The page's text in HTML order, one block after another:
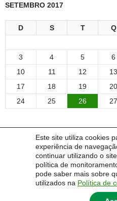
Este site utiliza cookies
experiência de
continuar utilizando o
política de
pode saber mais sobre
utilizados na Política de
SETEMBRO 2017
D S T Q
3
4 5 6
10
11 12 13
17
18 19 20
24
25 26 27
COMENTÁRIOS
Um comentarista do WordPress